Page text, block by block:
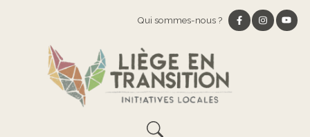
Qui sommes-nous ?